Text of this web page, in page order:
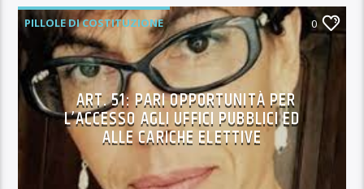
PILLOLE DI COSTITUZIONE 0
ART. 51: PARI OPPORTUNITÀ PER
L’ACCESSO AGLI UFFICI PUBBLICI ED
ALLE CARICHE ELETTIVE